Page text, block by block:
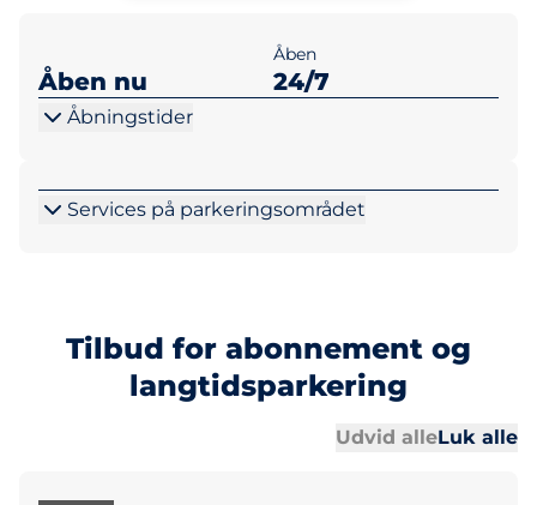
Åben nu
Åben
24/7
Åbningstider
Services på parkeringsområdet
Tilbud for abonnement og
langtidsparkering
Udvid alleLuk alle